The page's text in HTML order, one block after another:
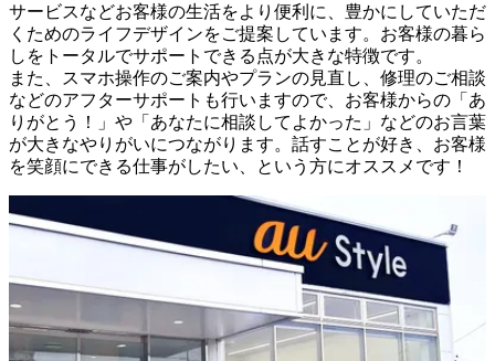
サービスなどお客様の生活をより便利に、豊かにしていただ
くためのライフデザインをご提案しています。お客様の暮ら
しをトータルでサポートできる点が大きな特徴です。
また、スマホ操作のご案内やプランの見直し、修理のご相談
などのアフターサポートも行いますので、お客様からの「あ
りがとう！」や「あなたに相談してよかった」などのお言葉
が大きなやりがいにつながります。話すことが好き、お客様
を笑顔にできる仕事がしたい、という方にオススメです！